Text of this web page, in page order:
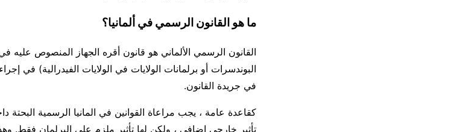
ما هو القانون الرسمي في ألمانيا؟
القانون الرسمي الألماني هو قانون أقره الجهاز المنصوص عليه
البوندسرات أو برلمانات الولايات في الولايات الفيدرالية) في
في جريدة القانون.
كقاعدة عامة ، يجب مراعاة القوانين في المانيا الرسمية
تأثير خارجي إضافي ، ولكن لها تأثير ملزم على البرلمان فقط.